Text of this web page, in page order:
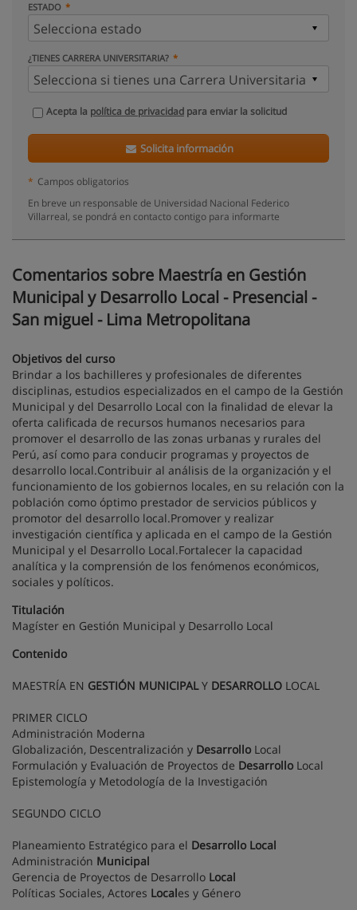
ESTADO
¿TIENES CARRERA UNIVERSITARIA?
Acepta la política de privacidad para enviar la solicitud
Solicita información
* Campos obligatorios
En breve un responsable de Universidad Nacional Federico
Villarreal, se pondrá en contacto contigo para informarte
Comentarios sobre Maestría en Gestión
Municipal y Desarrollo Local - Presencial -
San miguel - Lima Metropolitana
Objetivos del curso
Brindar a los bachilleres y profesionales de diferentes
disciplinas, estudios especializados en el campo de la Gestión
Municipal y del Desarrollo Local con la finalidad de elevar la
oferta calificada de recursos humanos necesarios para
promover el desarrollo de las zonas urbanas y rurales del
Perú, así como para conducir programas y proyectos de
desarrollo local.Contribuir al análisis de la organización y el
funcionamiento de los gobiernos locales, en su relación con la
población como óptimo prestador de servicios públicos y
promotor del desarrollo local.Promover y realizar
investigación científica y aplicada en el campo de la Gestión
Municipal y el Desarrollo Local.Fortalecer la capacidad
analítica y la comprensión de los fenómenos económicos,
sociales y políticos.
Titulación
Magíster en Gestión Municipal y Desarrollo Local
Contenido
MAESTRÍA EN GESTIÓN MUNICIPALY DESARROLLO LOCAL
PRIMER CICLO
Administración Moderna
Globalización, Descentralización y Desarrollo Local
Formulación y Evaluación de Proyectos de Desarrollo Local
Epistemología y Metodología de la Investigación
SEGUNDO CICLO
Planeamiento Estratégico para el Desarrollo Local
Administración Municipal
Gerencia de Proyectos de Desarrollo Local
Políticas Sociales, Actores Locales y Género